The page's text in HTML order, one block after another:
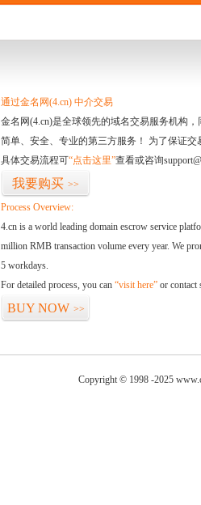
通过金名网(4.cn) 中介交易
金名网(4.cn)是全球领先的域名交易服务机构
简单、安全、专业的第三方服务！ 为了保证
具体交易流程可“点击这里”查看或咨询
我要购买 >>
Process Overview:
4.cn is a world leading domain escrow service
million RMB transaction volume every year. We
5 workdays.
For detailed process, you can “visit here” or contact
BUY NOW >>
Copyright © 1998 -2025